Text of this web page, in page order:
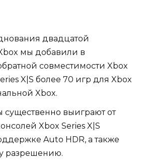
двадцатой
мы добавили в
совместимости Xbox
X|S более 70 игр для Xbox
Xbox.
выиграют от
Xbox Series X|S
Auto HDR, а также
разрешению.